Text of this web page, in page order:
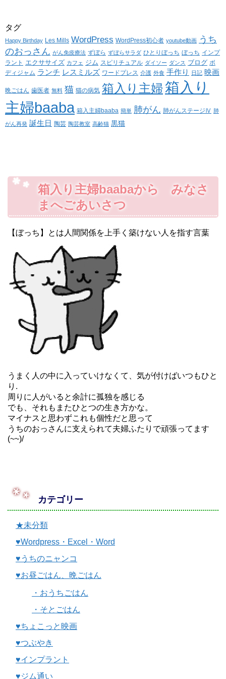
タグ
Happy Birthday Les Mills WordPress WordPress初心者 youtube動画 うち
のおっさん がん免疫療法 ずぼら ずぼらサラダ ひとりぼっち ぼっち インプ
ラント エクササイズ カフェ ジム スピリチュアル ダイソー ダンス ブログ ボ
ディジャム ランチ レスミルズ ワードプレス 介護 外食 手作り 日記 映画
晩ごはん 歯医者 無料 猫 猫の病気 箱入り主婦箱入り
主婦baaba 箱入主婦baaba 簡単 肺がん 肺がんステージⅣ 肺
がん再発 誕生日 陶芸 陶芸教室 高齢猫 黒猫
箱入り主婦baabaから みなさ
まへごあいさつ
【ぼっち】とは人間関係を上手く築けない人を指す言葉
うまく人の中に入っていけなくて、気が付けばいつもひと
り.
周りに人がいると余計に孤独を感じる
でも、それもまたひとつの生き方かな。
マイナスと思わずこれも個性だと思って
うちのおっさんに支えられて夫婦ふたりで頑張ってます
(~~)/
カテゴリー
★未分類
♥Wordpress・Excel・Word
♥うちのニャンコ
♥お昼ごはん、晩ごはん
・おうちごはん
・そとごはん
♥ちょこっと映画
♥つぶやき
♥インプラント
♥ジム通い